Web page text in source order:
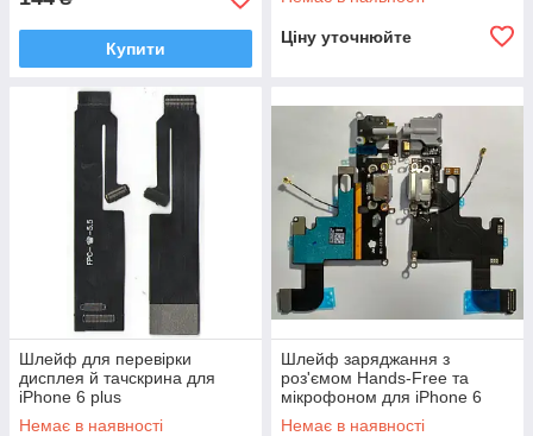
Купити
Ціну уточнюйте
Шлейф для перевірки
дисплея й тачскрина для
iPhone 6 plus
Немає в наявності
Шлейф заряджання з
роз'ємом Hands-Free та
мікрофоном для iPhone 6
сірий оригінал (54)
Немає в наявності